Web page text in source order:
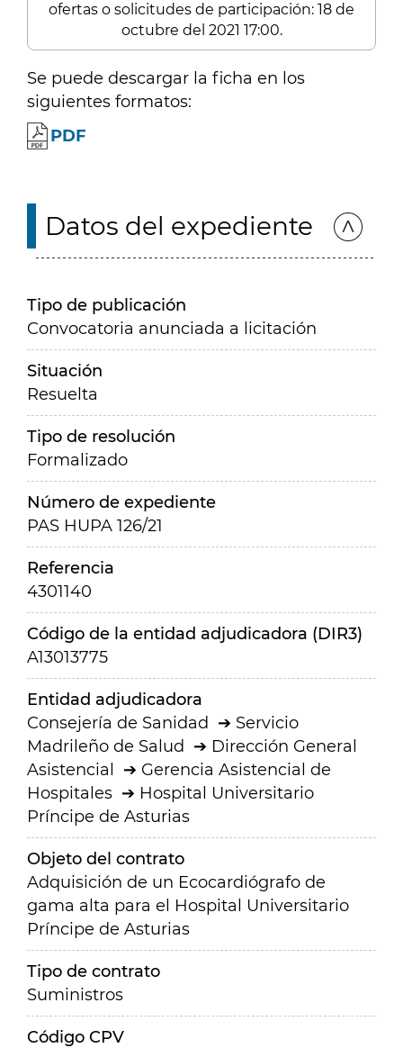
ofertas o solicitudes de participación: 18 de
octubre del 2021 17:00.
Se puede descargar la ficha en los
siguientes formatos:
PDF
Datos del expediente
Tipo de publicación
Convocatoria anunciada a licitación
Situación
Resuelta
Tipo de resolución
Formalizado
Número de expediente
PAS HUPA 126/21
Referencia
4301140
Código de la entidad adjudicadora (DIR3)
A13013775
Entidad adjudicadora
Consejería de Sanidad
Servicio
Madrileño de Salud
Dirección General
Asistencial
Gerencia Asistencial de
Hospitales
Hospital Universitario
Príncipe de Asturias
Objeto del contrato
Adquisición de un Ecocardiógrafo de
gama alta para el Hospital Universitario
Príncipe de Asturias
Tipo de contrato
Suministros
Código CPV